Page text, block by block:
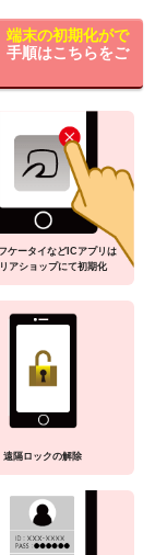
端末の初期化がで
手順はこちらをご
ケータイなどICアプリは
アショップにて初期化
遠隔ロックの解除